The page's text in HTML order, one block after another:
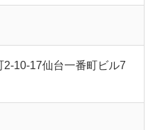
10-17仙台一番町ビル7